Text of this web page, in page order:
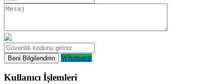
Whatsapp
Kullanıcı İşlemleri